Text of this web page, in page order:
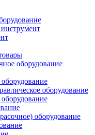
оборудование
оборудование
оборудование